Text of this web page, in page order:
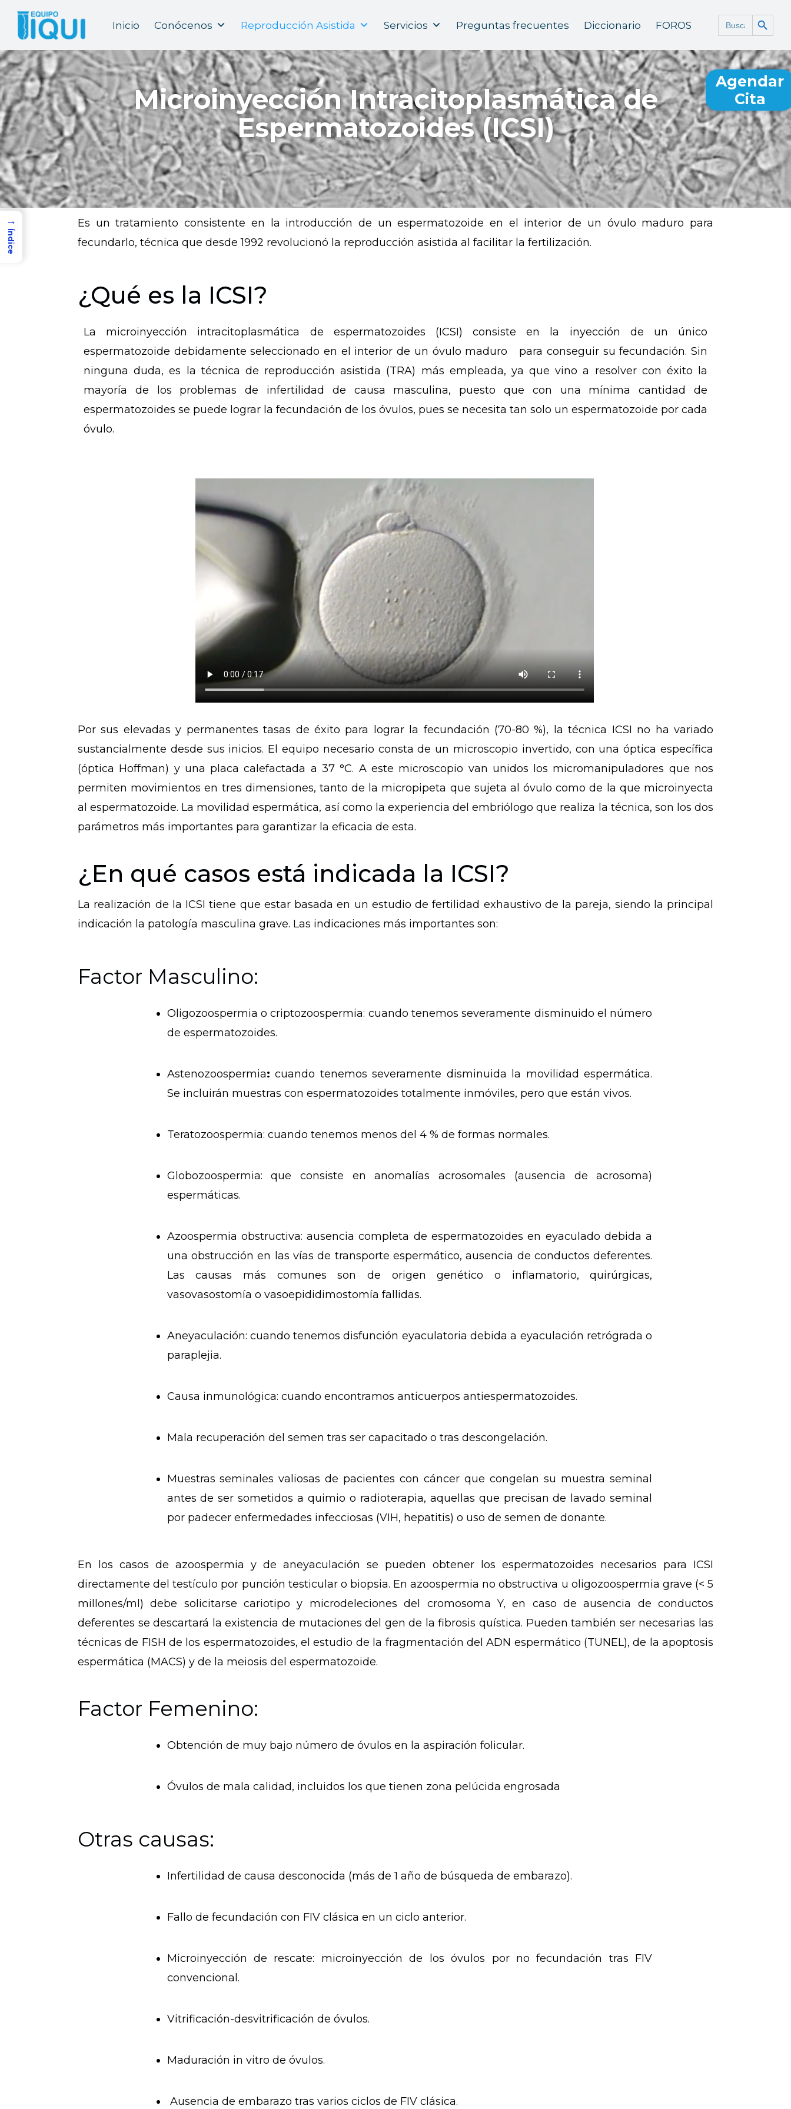
Inicio Conócenos Reproducción Asistida Servicios Preguntas frecuentes Diccionario FOROS
Buscar: Botón de
Microinyección Intracitoplasmática de
Espermatozoides (ICSI)
Es un tratamiento consistente en la introducción de un espermatozoide en el interior de un óvulo maduro para
fecundarlo, técnica que desde 1992 revolucionó la reproducción asistida al facilitar la fertilización.
¿Qué es la ICSI?
La microinyección intracitoplasmática de espermatozoides (ICSI) consiste en la inyección de un único
espermatozoide debidamente seleccionado en el interior de un óvulo maduro para conseguir su fecundación. Sin
ninguna duda, es la técnica de reproducción asistida (TRA) más empleada, ya que vino a resolver con éxito la
mayoría de los problemas de infertilidad de causa masculina, puesto que con una mínima cantidad de
espermatozoides se puede lograr la fecundación de los óvulos, pues se necesita tan solo un espermatozoide por cada
óvulo.
Por sus elevadas y permanentes tasas de éxito para lograr la fecundación (70-80 %), la técnica ICSI no ha variado
sustancialmente desde sus inicios. El equipo necesario consta de un microscopio invertido, con una óptica específica
(óptica Hoffman) y una placa calefactada a 37 °C. A este microscopio van unidos los micromanipuladores que nos
permiten movimientos en tres dimensiones, tanto de la micropipeta que sujeta al óvulo como de la que microinyecta
al espermatozoide. La movilidad espermática, así como la experiencia delembriólogo que realiza la técnica, son los dos
parámetros más importantes para garantizar la eficacia de esta.
¿En qué casos está indicada la ICSI?
La realización de la ICSI tiene que estar basada en un estudio de fertilidad exhaustivo de la pareja, siendo la principal
indicación la patología masculina grave. Las indicaciones más importantes son:
Factor Masculino:
Oligozoospermia o criptozoospermia: cuando tenemos severamente disminuido el número
de espermatozoides.
Astenozoospermia: cuando tenemos severamente disminuida la movilidad espermática.
Se incluirán muestras con espermatozoides totalmente inmóviles, pero que están vivos.
Teratozoospermia: cuando tenemos menos del 4 % de formas normales.
Globozoospermia: que consiste en anomalías acrosomales (ausencia de acrosoma)
espermáticas.
Azoospermia obstructiva: ausencia completa de espermatozoides en eyaculado debida a
una obstrucción en las vías de transporte espermático, ausencia de conductos deferentes.
Las causas más comunes son de origen genético o inflamatorio, quirúrgicas,
vasovasostomía o vasoepididimostomía fallidas.
Aneyaculación: cuando tenemos disfunción eyaculatoria debida a eyaculación retrógrada o
paraplejia.
Causa inmunológica: cuando encontramos anticuerpos antiespermatozoides.
Mala recuperación del semen tras ser capacitado o tras descongelación.
Muestras seminales valiosas de pacientes con cáncer que congelan su muestra seminal
antes de ser sometidos a quimio o radioterapia, aquellas que precisan de lavado seminal
por padecer enfermedades infecciosas (VIH, hepatitis) o uso de semen de donante.
En los casos de azoospermia y de aneyaculación se pueden obtener los espermatozoides necesarios para ICSI
directamente del testículo por punción testicular o biopsia. En azoospermia no obstructiva u oligozoospermia grave (< 5
millones/ml) debe solicitarsecariotipo y microdeleciones del cromosoma Y, en caso de ausencia de conductos
deferentes se descartará la existencia de mutaciones del gen de lafibrosis quística. Pueden también ser necesarias las
técnicas de FISH de los espermatozoides, el estudio de la fragmentación del ADN espermático (TUNEL), de la apoptosis
espermática (MACS) y de la meiosis del espermatozoide.
Factor Femenino:
Obtención de muy bajo número de óvulos en la aspiración folicular.
Óvulos de mala calidad, incluidos los que tienen zona pelúcida engrosada
Otras causas:
Infertilidad de causa desconocida (más de 1 año de búsqueda de embarazo).
Fallo de fecundación con FIV clásica en un ciclo anterior.
Microinyección de rescate: microinyección de los óvulos por no fecundación tras FIV
convencional.
Vitrificación-desvitrificación de óvulos.
Maduración in vitro de óvulos.
Ausencia de embarazo tras varios ciclos de FIV clásica.
Agendar
Cita
→
Índice